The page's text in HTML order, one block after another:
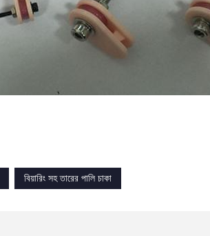
বিয়ারিং সহ তারের পালি চাকা